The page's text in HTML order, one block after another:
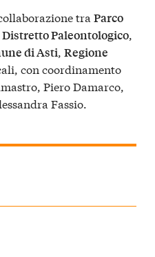
tra Parco
Distretto Paleontologico,
di Asti, Regione
con coordinamento
Piero Damarco,
Fassio.